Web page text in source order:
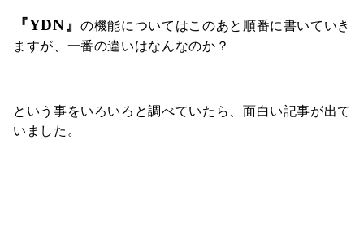
『YDN』の機能についてはこのあと順番に書いていき
ますが、一番の違いはなんなのか？
という事をいろいろと調べていたら、面白い記事が出て
いました。